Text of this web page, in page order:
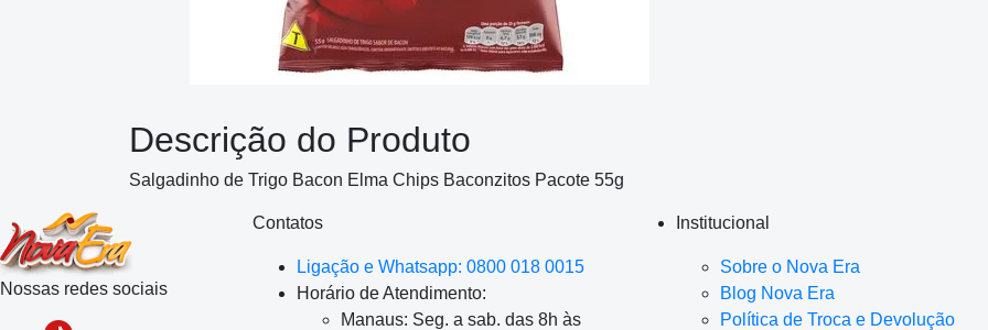
Descrição do Produto
Salgadinho de Trigo Bacon Elma Chips Baconzitos Pacote 55g
Nossas redes sociais
Contatos
Ligação e Whatsapp: 0800 018 0015
Horário de Atendimento:
Manaus: Seg. a sab. das 8h às
Institucional
Sobre o Nova Era
Blog Nova Era
Política de Troca e Devolução